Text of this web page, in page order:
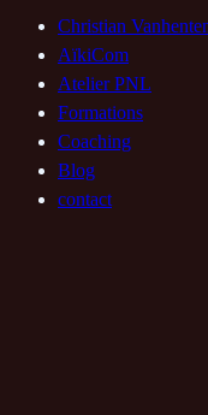
Christian
AïkiCom
Atelier PNL
Formations
Coaching
Blog
contact